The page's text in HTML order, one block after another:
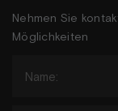
Nehmen Sie
Möglichkeiten